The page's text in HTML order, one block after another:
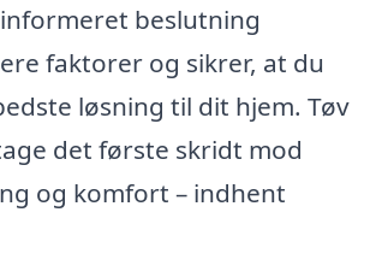
beslutning
faktorer og sikrer, at du
løsning til dit hjem. Tøv
det første skridt mod
og komfort – indhent